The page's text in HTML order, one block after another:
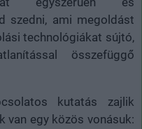
szedni, ami megoldást
technológiákat sújtó,
összefüggő
kutatás zajlik
van egy közös vonásuk: